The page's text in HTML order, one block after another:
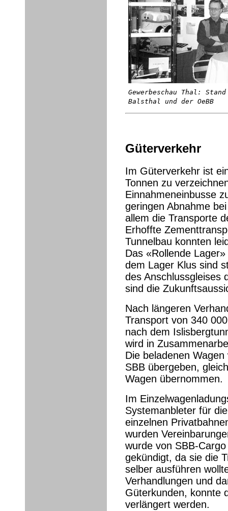
Gewerbeschau Thal:
Balsthal und der OeBB
Güterverkehr
Im Güterverkehr ist
Tonnen zu
Einnahmeneinbusse
geringen Abnahme
allem die Transporte
Erhoffte
Tunnelbau konnten
Das «Rollende
dem Lager Klus sind
des Anschlussgleises
sind die
Nach längeren
Transport von 340
nach dem
wird in
Die beladenen
SBB übergeben,
Wagen übernommen.
Im
Systemanbleter für
einzelnen
wurden
wurde von SBB-
gekündigt, da sie die
selber ausführen
Verhandlungen und
Güterkunden, konnte
verlängert werden.